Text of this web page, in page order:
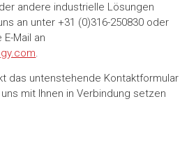
andere industrielle Lösungen
an unter +31 (0)316-250830 oder
Mail an
.
das untenstehende Kontaktformular
mit Ihnen in Verbindung setzen